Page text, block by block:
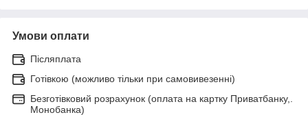
Умови оплати
Післяплата
Готівкою (можливо тільки при самовивезенні)
Безготівковий розрахунок (оплата на картку Приватбанку,.
Монобанка)